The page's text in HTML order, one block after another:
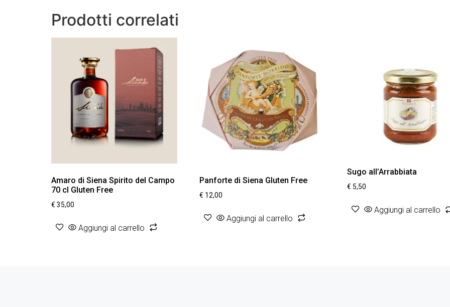
Prodotti correlati
Amaro di Siena Spirito del Campo
70 cl Gluten Free
€ 35,00
Aggiungi al carrello
Panforte di Siena Gluten Free
€ 12,00
Aggiungi al carrello
Sugo all’Arrabbiata
€ 5,50
Aggiungi al carrello